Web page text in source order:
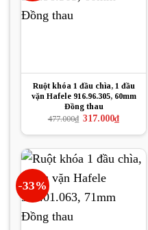
Ruột khóa 1 đầu chìa, 1 đầu
vặn Hafele 916.96.305, 60mm
Đồng thau
477.000₫ Giá
là:
317.000₫Giá
hiện
tại
317.000₫.
-33%